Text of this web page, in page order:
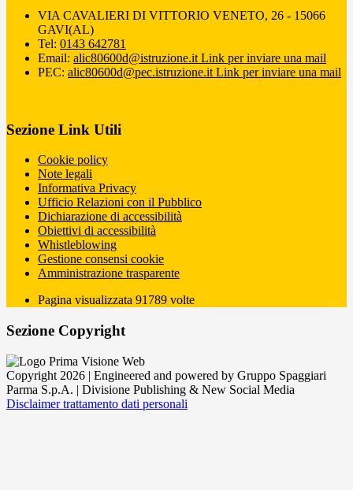
VIA CAVALIERI DI VITTORIO VENETO, 26 - 15066
GAVI(AL)
Tel: 0143 642781
Email: alic80600d@istruzione.it Link per inviare una mail
PEC: alic80600d@pec.istruzione.it Link per inviare una mail
Sezione Link Utili
Cookie policy
Note legali
Informativa Privacy
Ufficio Relazioni con il Pubblico
Dichiarazione di accessibilità
Obiettivi di accessibilità
Whistleblowing
Gestione consensi cookie
Amministrazione trasparente
Pagina visualizzata 91789 volte
Sezione Copyright
Copyright 2026 | Engineered and powered by Gruppo Spaggiari
Parma S.p.A. | Divisione Publishing & New Social Media
Disclaimer trattamento dati personali